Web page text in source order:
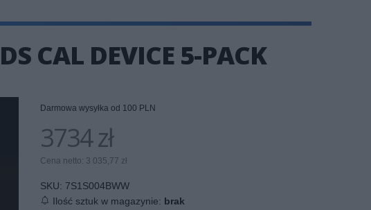
CAL DEVICE 5-PACK
Darmowa wysyłka od 100 PLN
3734 zł
Cena netto: 3 035,77 zł
SKU: 7S1S004BWW
Ilość sztuk w magazynie: brak